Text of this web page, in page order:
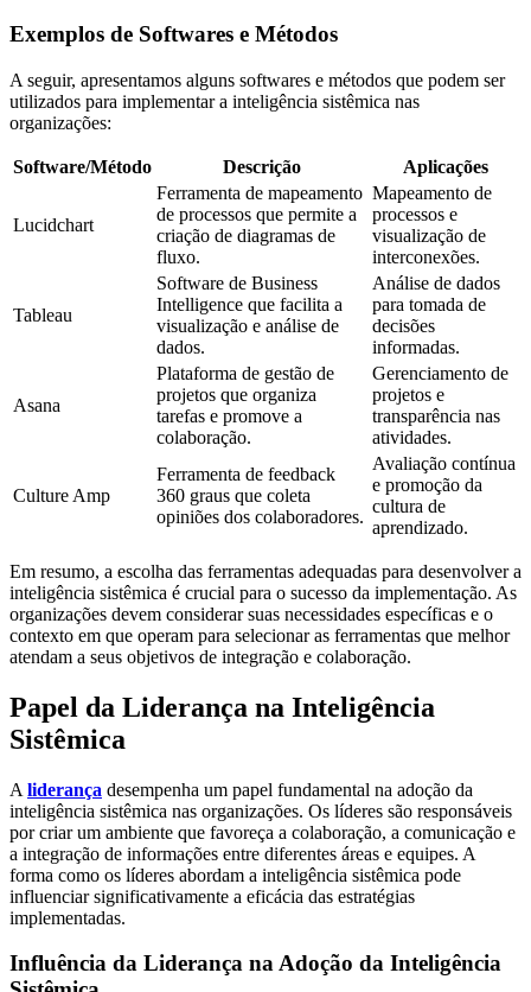
Exemplos de Softwares e Métodos
A seguir, apresentamos alguns softwares e métodos que podem ser
utilizados para implementar a inteligência sistêmica nas
organizações:
Software/Método Descrição Aplicações
Lucidchart
Ferramenta de mapeamento
de processos que permite a
criação de diagramas de
fluxo.
Mapeamento de
processos e
visualização de
interconexões.
Tableau
Software de Business
Intelligence que facilita a
visualização e análise de
dados.
Análise de dados
para tomada de
decisões
informadas.
Asana
Plataforma de gestão de
projetos que organiza
tarefas e promove a
colaboração.
Gerenciamento de
projetos e
transparência nas
atividades.
Culture Amp
Ferramenta de feedback
360 graus que coleta
opiniões dos colaboradores.
Avaliação contínua
e promoção da
cultura de
aprendizado.
Em resumo, a escolha das ferramentas adequadas para desenvolver a
inteligência sistêmica é crucial para o sucesso da implementação. As
organizações devem considerar suas necessidades específicas e o
contexto em que operam para selecionar as ferramentas que melhor
atendam a seus objetivos de integração e colaboração.
Papel da Liderança na Inteligência
Sistêmica
A liderança desempenha um papel fundamental na adoção da
inteligência sistêmica nas organizações. Os líderes são responsáveis
por criar um ambiente que favoreça a colaboração, a comunicação e
a integração de informações entre diferentes áreas e equipes. A
forma como os líderes abordam a inteligência sistêmica pode
influenciar significativamente a eficácia das estratégias
implementadas.
Influência da Liderança na Adoção da Inteligência